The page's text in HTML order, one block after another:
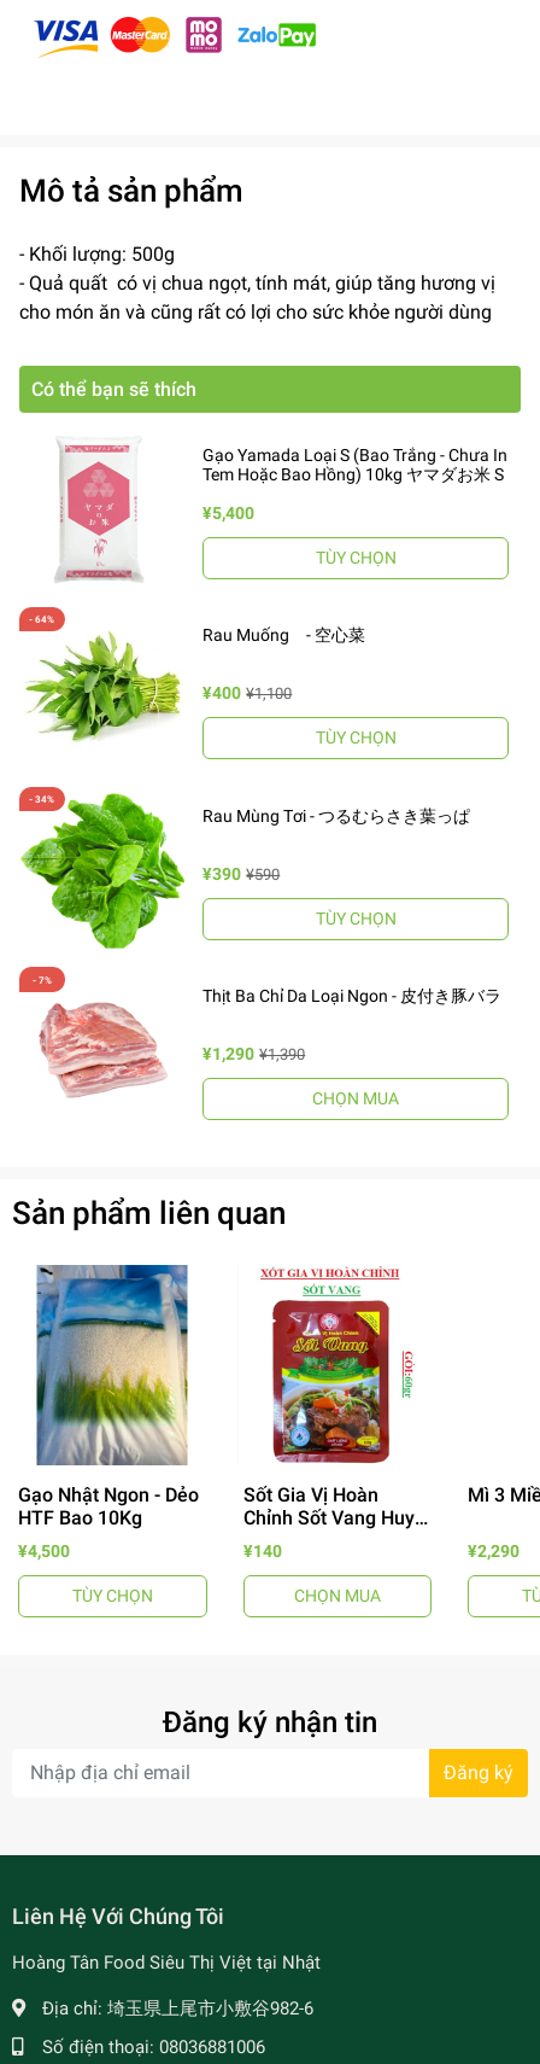
Mô tả sản phẩm
- Khối lượng: 500g
- Quả quất có vị chua ngọt, tính mát, giúp tăng hương vị
cho món ăn và cũng rất có lợi cho sức khỏe người dùng
Có thể bạn sẽ thích
Gạo Yamada Loại S (Bao Trắng - Chưa In
Tem Hoặc Bao Hồng) 10kg ヤマダお米 S
¥5,400
TÙY CHỌN
- 64%
Rau Muống - 空心菜
¥400 ¥1,100
TÙY CHỌN
Rau Mùng Tơi - つるむらさき葉っぱ
¥390 ¥590
TÙY CHỌN
Thịt Ba Chỉ Da Loại Ngon - 皮付き豚バラ
¥1,290 ¥1,390
CHỌN MUA
Sản phẩm liên quan
Gạo Nhật Ngon - Dẻo
HTF Bao 10Kg
¥4,500
TÙY CHỌN
Sốt Gia Vị Hoàn
Chỉnh Sốt Vang Huy
Tuấn
¥140
CHỌN MUA
Mì 3
¥2,290
Đăng ký nhận tin
Đăng ký
Liên Hệ Với Chúng Tôi
Hoàng Tân Food Siêu Thị Việt tại Nhật
Địa chỉ: 埼玉県上尾市小敷谷982-6
Số điện thoại: 08036881006